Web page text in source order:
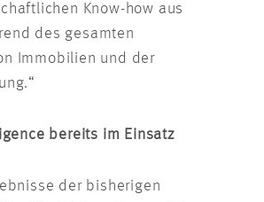
Know-how aus
des gesamten
Immobilien und der
bereits im Einsatz
der bisherigen